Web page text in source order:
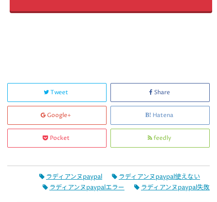
Tweet Share
Google+ Hatena
Pocket feedly
ラディアンヌpaypal
ラディアンヌpaypal使えない
ラディアンヌpaypalエラー
ラディアンヌpaypal失敗